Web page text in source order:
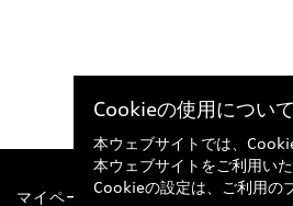
マイページ 特定商取引法に基づく
Cookieの使用について
本ウェブサイトでは、
本ウェブサイトをご利用い
Cookieの設定は、ご利用の